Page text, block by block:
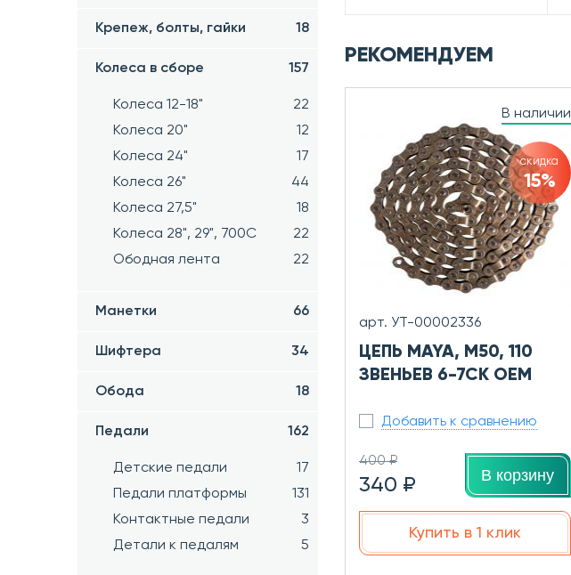
Крепеж, болты, гайки 18
Колеса в сборе 157
Колеса 12-18"
22
Колеса 20"
12
Колеса 24"
17
Колеса 26"
44
Колеса 27,5"
18
Колеса 28", 29", 700С
22
Ободная лента
22
Манетки 66
Шифтера 34
Обода 18
Педали 162
Детские педали
17
Педали платформы
131
Контактные педали
3
Детали к педалям
5
РЕКОМЕНДУЕМ
В наличии
скидка
15%
арт. УТ-00002336
ЦЕПЬ MAYA, M50, 110
ЗВЕНЬЕВ 6-7СК OEM
Добавить к сравнению
400 ₽
340 ₽ В корзину
Купить в 1 клик